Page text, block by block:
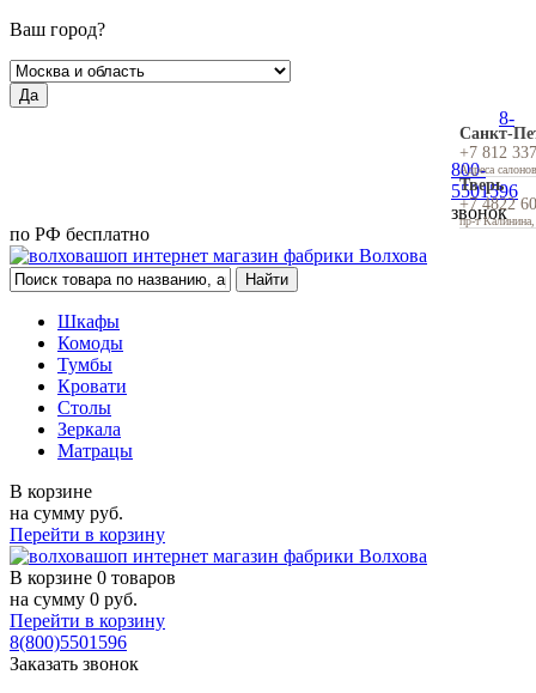
Ваш город?
Да
Санкт-
+7 812
Адреса
Тверь
+7 4822
пр-т
8-
800-
5501596
звонок
по РФ бесплатно
Шкафы
Комоды
Тумбы
Кровати
Столы
Зеркала
Матрацы
В корзине
на сумму руб.
Перейти в корзину
В корзине 0 товаров
на сумму 0 руб.
Перейти в корзину
8(800)5501596
Заказать звонок